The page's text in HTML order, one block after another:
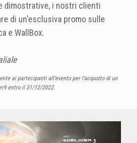
dimostrative, i nostri clienti
di un'esclusiva promo sulle
e WallBox.
ai partecipanti all'evento per l'acqusito di un
entro il 31/12/2022.